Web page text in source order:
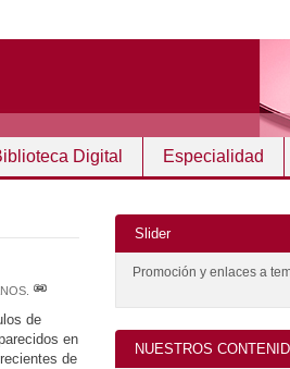
Digital Especialidad
de
en
de
Slider
Promoción y enlaces a
NUESTROS